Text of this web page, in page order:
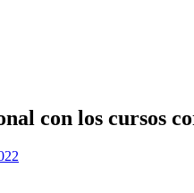
con los cursos